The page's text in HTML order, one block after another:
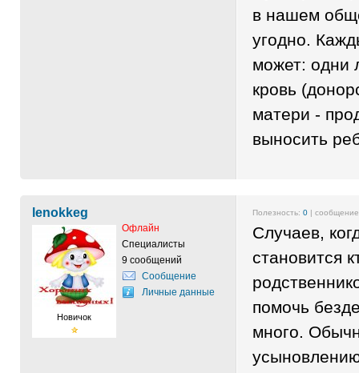
в нашем
угодно.
может: одни
кровь
матери -
выносить
lenokkeg
Новичок
Офлайн
Специалисты
9 сообщений
Сообщение
Личные данные
Полезность: 0 |
Случаев,
становится
помочь
много.